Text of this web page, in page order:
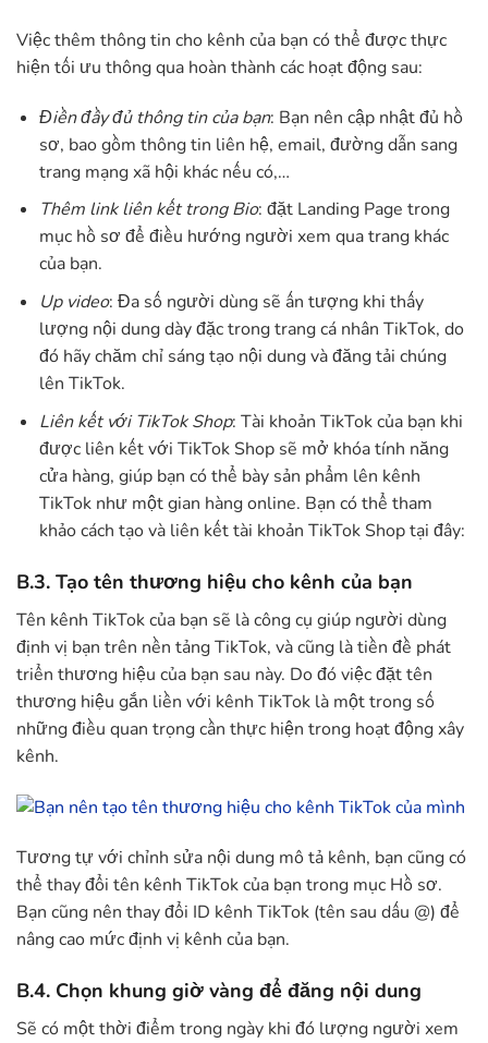
Việc thêm thông tin cho kênh của bạn có thể được thực
hiện tối ưu thông qua hoàn thành các hoạt động sau:
Điền đầy đủ thông tin của bạn: Bạn nên cập nhật đủ hồ
sơ, bao gồm thông tin liên hệ, email, đường dẫn sang
trang mạng xã hội khác nếu có,…
Thêm link liên kết trong Bio: đặt Landing Page trong
mục hồ sơ để điều hướng người xem qua trang khác
của bạn.
Up video: Đa số người dùng sẽ ấn tượng khi thấy
lượng nội dung dày đặc trong trang cá nhân TikTok, do
đó hãy chăm chỉ sáng tạo nội dung và đăng tải chúng
lên TikTok.
Liên kết với TikTok Shop: Tài khoản TikTok của bạn khi
được liên kết với TikTok Shop sẽ mở khóa tính năng
cửa hàng, giúp bạn có thể bày sản phẩm lên kênh
TikTok như một gian hàng online. Bạn có thể tham
khảo cách tạo và liên kết tài khoản TikTok Shop tại đây:
B.3. Tạo tên thương hiệu cho kênh của bạn
Tên kênh TikTok của bạn sẽ là công cụ giúp người dùng
định vị bạn trên nền tảng TikTok, và cũng là tiền đề phát
triển thương hiệu của bạn sau này. Do đó việc đặt tên
thương hiệu gắn liền với kênh TikTok là một trong số
những điều quan trọng cần thực hiện trong hoạt động xây
kênh.
Tương tự với chỉnh sửa nội dung mô tả kênh, bạn cũng có
thể thay đổi tên kênh TikTok của bạn trong mục Hồ sơ.
Bạn cũng nên thay đổi ID kênh TikTok (tên sau dấu @) để
nâng cao mức định vị kênh của bạn.
B.4. Chọn khung giờ vàng để đăng nội dung
Sẽ có một thời điểm trong ngày khi đó lượng người xem